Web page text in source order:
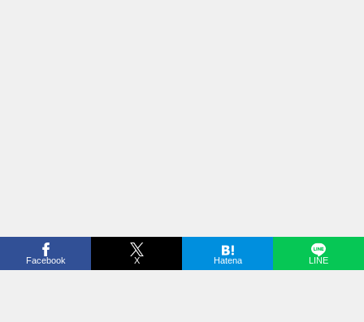
Facebook X Hatena LINE